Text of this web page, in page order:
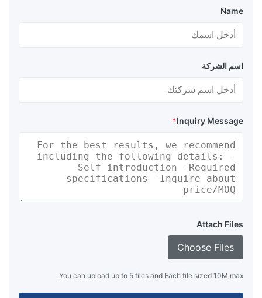
Name
اسم الشركة
Inquiry Message
*
Attach Files
Choose Files
You can upload up to 5 files and Each file sized 10M max.